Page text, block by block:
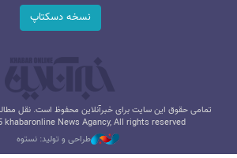
نسخه دسکتاپ
تمامی حقوق این سایت برای خبرآنلاین محفوظ است. نقل
khabaronline News Agancy, All rights reserved
طراحی و تولید: نستوه